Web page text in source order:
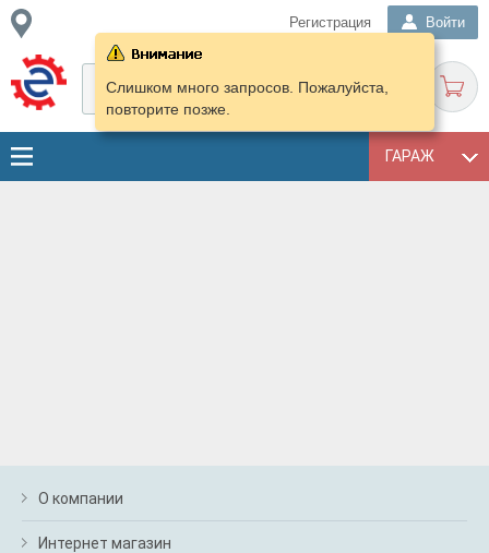
Регистрация Войти
ГАРАЖ
Слишком много запросов. Пожалуйста,
повторите позже.
О компании
Интернет магазин